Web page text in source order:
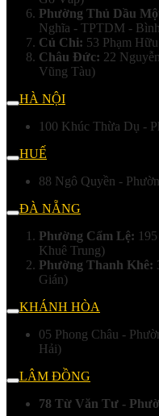
Phường Thủ Dầu
Nghĩa - TPTDM -
Củ Chi: 53 Phạm
Châu Đức: 22
Vũng Tàu)
HÀ NỘI
100 Khúc Thừa Dụ -
HUẾ
88 Ngô Quyền -
ĐÀ NẴNG
Phường Cẩm Lệ:
Khuê Trung)
Phường Thanh Khê:
Gián)
KHÁNH HÒA
05 Phong Châu -
Hải)
LÂM ĐỒNG
78 Từ Văn Tư -